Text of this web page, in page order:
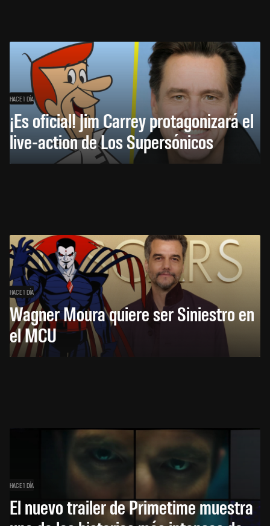
HACE 1 DÍA
¡Es oficial! Jim Carrey protagonizará el
live-action de Los Supersónicos
HACE 1 DÍA
Wagner Moura quiere ser Siniestro en
el MCU
HACE 1 DÍA
El nuevo trailer de Primetime muestra